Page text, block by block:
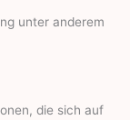
unter anderem
die sich auf